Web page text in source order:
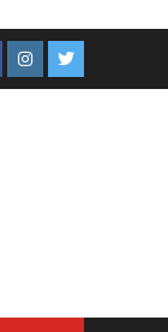
Instagram
Twitter